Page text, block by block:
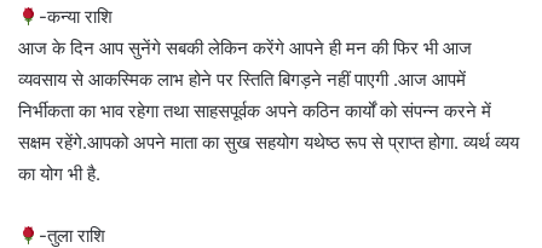
-कन्या राशि
आज के दिन आप सुनेंगे सबकी लेकिन करेंगे आपने ही मन की फिर भी आज
व्यवसाय से आकस्मिक लाभ होने पर स्तिति बिगड़ने नहीं पाएगी .आज आपमें
निर्भीकता का भाव रहेगा तथा साहसपूर्वक अपने कठिन कार्यों को संपन्न करने में
सक्षम रहेंगे.आपको अपने माता का सुख सहयोग यथेष्ठ रूप से प्राप्त होगा. व्यर्थ व्यय
का योग भी है.
-तुला राशि